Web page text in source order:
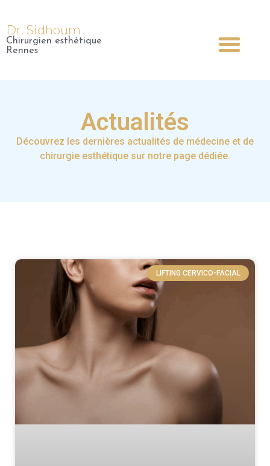
Dr. Sidhoum
Chirurgien esthétique
Rennes
Actualités
Découvrez les dernières actualités de médecine et de
chirurgie esthétique sur notre page dédiée.
LIFTING CERVICO-FACIAL